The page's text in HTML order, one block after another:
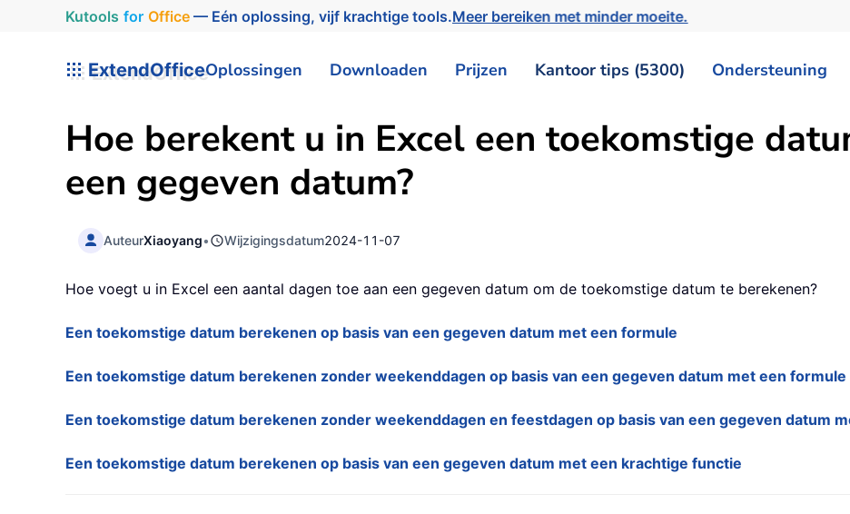
Kutools for Office— Eén oplossing, vijf krachtige tools.Meer bereiken met minder moeite.
ExtendOfficeOplossingen Downloaden Prijzen Kantoor tips (5300) Ondersteuning
Hoe berekent u in Excel een toekomstige
een gegeven datum?
AuteurXiaoyang• Wijzigingsdatum2024-11-07
Hoe voegt u in Excel een aantal dagen toe aan een gegeven datum om de toekomstige datum te berekenen?
Een toekomstige datum berekenen op basis van een gegeven datum met een formule
Een toekomstige datum berekenen zonder weekenddagen op basis van een gegeven datum met een formule
Een toekomstige datum berekenen zonder weekenddagen en feestdagen op basis van een gegeven datum
Een toekomstige datum berekenen op basis van een gegeven datum met een krachtige functie